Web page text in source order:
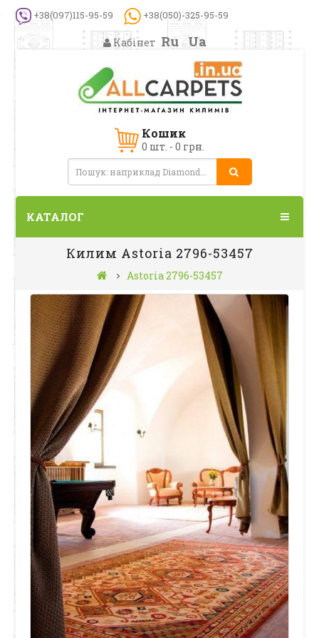
+38(097)115-95-59 +38(050)-325-95-59
Кабінет Ru Ua
Кошик
0 шт. - 0 грн.
КАТАЛОГ
Килим Astoria 2796-53457
Astoria 2796-53457